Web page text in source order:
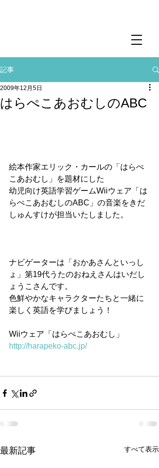
記事
はらぺこあおむしのABC
2009年12月5日
絵本作家エリック・カールの「はらぺ
こあおむし」を題材にした
幼児向け英語学習ゲームWiiウェア「は
らぺこあおむしのABC」の音楽をきだ
しゅんすけが担当いたしました。
ナビゲーターは「おかあさんといっし
ょ」第19代うたのおねえさんはいだし
ょうこさんです。
色鮮やかなキャラクターたちと一緒に
楽しく英語を学びましょう！
Wiiウェア「はらぺこあおむし」
http://harapeko-abc.jp/
最新記事 すべて表示